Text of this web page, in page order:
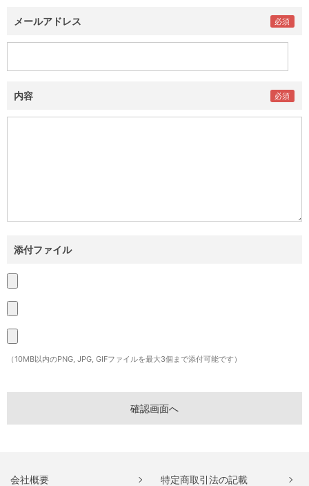
メールアドレス
内容
添付ファイル
（10MB以内のPNG, JPG, GIFファイルを最大3個まで添付可能です）
会社概要 特定商取引法の記載